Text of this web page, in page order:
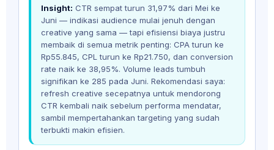
Insight: CTR sempat turun 31,97% dari Mei ke
Juni — indikasi audience mulai jenuh dengan
creative yang sama — tapi efisiensi biaya justru
membaik di semua metrik penting: CPA turun ke
Rp55.845, CPL turun ke Rp21.750, dan conversion
rate naik ke 38,95%. Volume leads tumbuh
signifikan ke 285 pada Juni. Rekomendasi saya:
refresh creative secepatnya untuk mendorong
CTR kembali naik sebelum performa mendatar,
sambil mempertahankan targeting yang sudah
terbukti makin efisien.